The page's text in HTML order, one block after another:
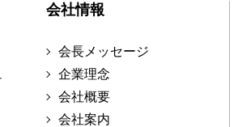
会社情報
会長メッセージ
企業理念
会社概要
会社案内